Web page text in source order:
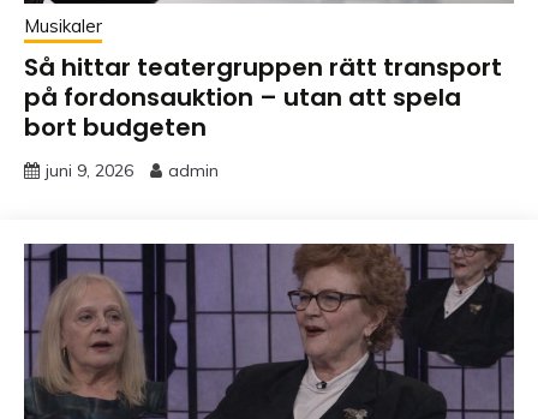
Musikaler
Så hittar teatergruppen rätt transport
på fordonsauktion – utan att spela
bort budgeten
juni 9, 2026 admin